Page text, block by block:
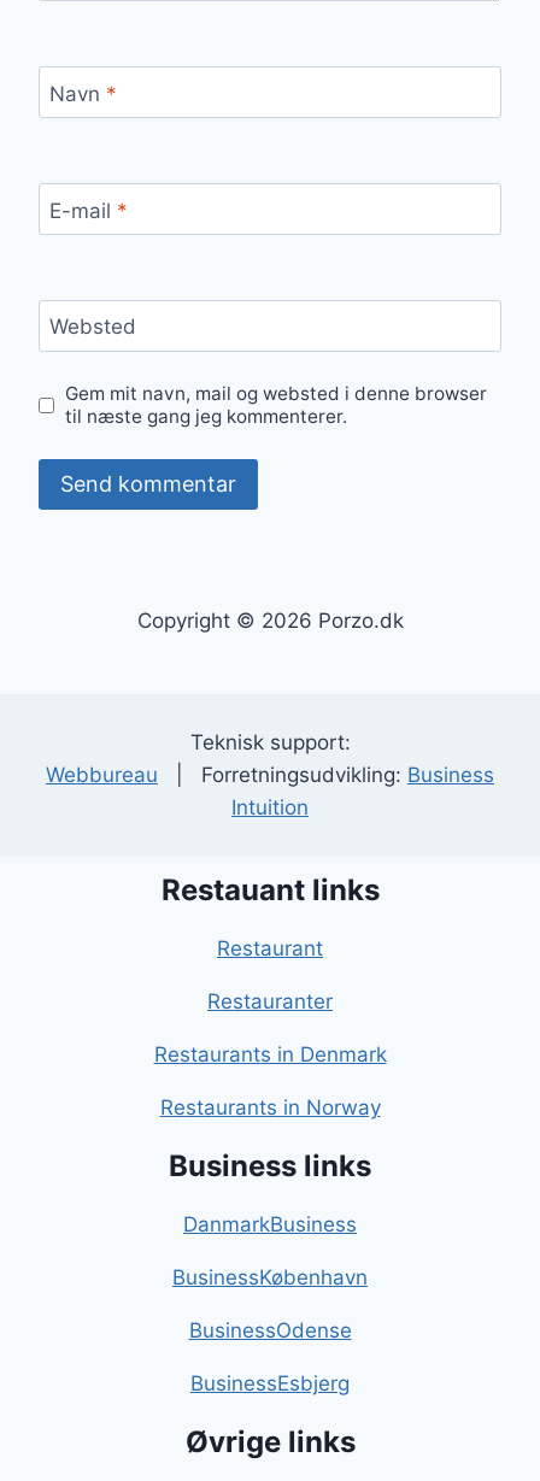
Navn *
E-mail *
Websted
Gem mit navn, mail og websted i denne browser
til næste gang jeg kommenterer.
Copyright © 2026 Porzo.dk
Teknisk support:
Webbureau | Forretningsudvikling: Business
Intuition
Restauant links
Restaurant
Restauranter
Restaurants in Denmark
Restaurants in Norway
Business links
DanmarkBusiness
BusinessKøbenhavn
BusinessOdense
BusinessEsbjerg
Øvrige links